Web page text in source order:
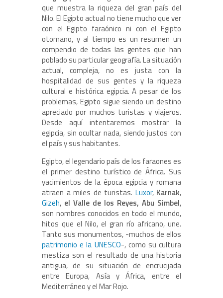
que muestra la riqueza del gran país del
Nilo. El Egipto actual no tiene mucho que ver
con el Egipto faraónico ni con el Egipto
otomano, y al tiempo es un resumen un
compendio de todas las gentes que han
poblado su particular geografía. La situación
actual, compleja, no es justa con la
hospitalidad de sus gentes y la riqueza
cultural e histórica egipcia. A pesar de los
problemas, Egipto sigue siendo un destino
apreciado por muchos turistas y viajeros.
Desde aquí intentaremos mostrar la
egipcia, sin ocultar nada, siendo justos con
el país y sus habitantes.
Egipto, el legendario país de los faraones es
el primer destino turístico de África. Sus
yacimientos de la época egipcia y romana
atraen a miles de turistas. Luxor, Karnak,
Gizeh, el Valle de los Reyes, Abu Simbel,
son nombres conocidos en todo el mundo,
hitos que el Nilo, el gran río africano, une.
Tanto sus monumentos, -muchos de ellos
patrimonio e la UNESCO-, como su cultura
mestiza son el resultado de una historia
antigua, de su situación de encrucijada
entre Europa, Asía y África, entre el
Mediterráneo y el Mar Rojo.